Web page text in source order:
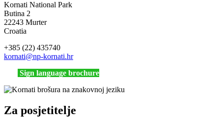
Kornati National Park
Butina 2
22243 Murter
Croatia
+385 (22) 435740
kornati@np-kornati.hr
Sign language brochure
Za posjetitelje